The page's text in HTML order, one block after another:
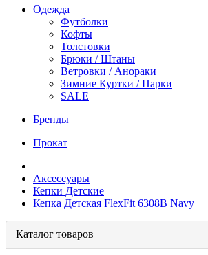
Одежда
Футболки
Кофты
Толстовки
Брюки / Штаны
Ветровки / Анораки
Зимние Куртки / Парки
SALE
Бренды
Прокат
Аксессуары
Кепки Детские
Кепка Детская FlexFit 6308B Navy
Каталог товаров